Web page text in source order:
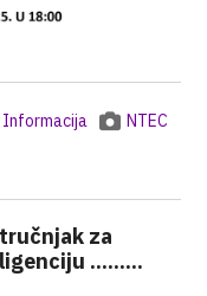
Informacija NTEC
za
.........